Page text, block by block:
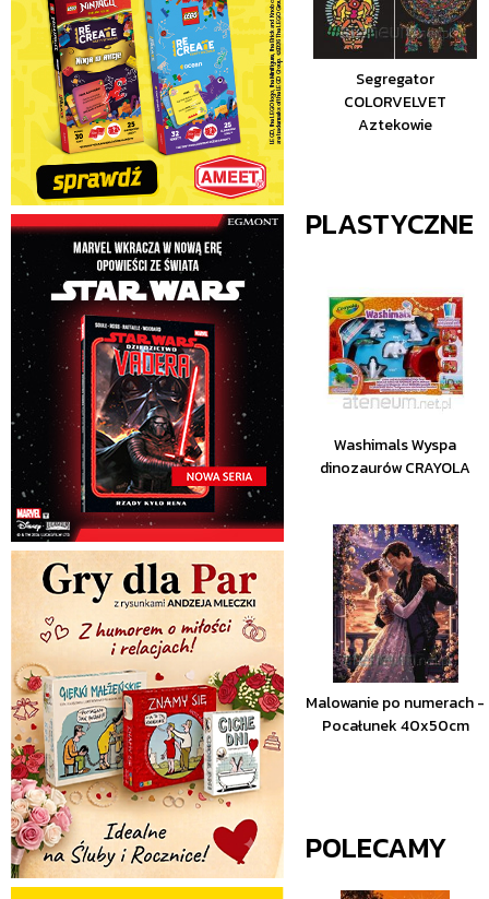
Segregator
COLORVELVET
Aztekowie
PLASTYCZNE
Washimals Wyspa
dinozaurów CRAYOLA
Malowanie po numerach -
Pocałunek 40x50cm
POLECAMY